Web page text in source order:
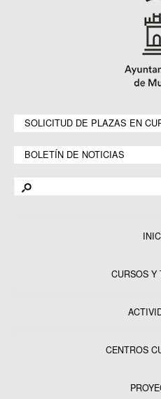
SOLICITUD DE PLAZAS EN
BOLETÍN DE NOTICIAS
CURSOS Y
CENTROS